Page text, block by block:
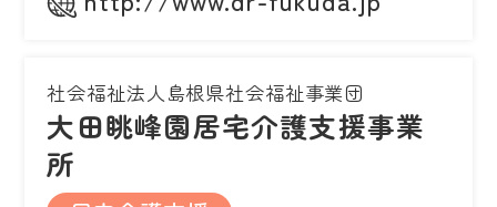
社会福祉法人島根県社会福祉事業団
大田眺峰園居宅介護支援事業
所